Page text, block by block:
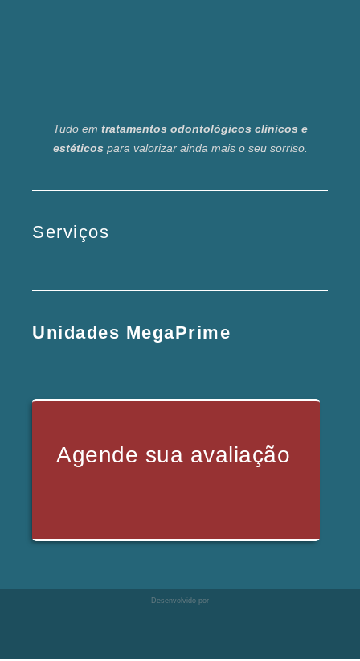
Tudo em tratamentos odontológicos clínicos e
estéticos para valorizar ainda mais o seu sorriso.
Serviços
Unidades MegaPrime
Agende sua avaliação
Desenvolvido por